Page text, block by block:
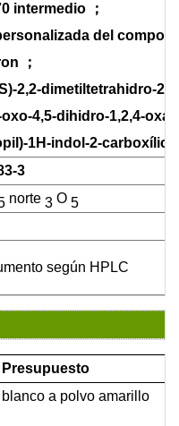
intermedio
；
del
；
2,2-dimetiltetrahidro-
oxo-4,5-dihidro-1,2,4-
1H-indol-2-carboxílico
3
norte 3 O 5
según HPLC
Presupuesto
blanco a polvo amarillo